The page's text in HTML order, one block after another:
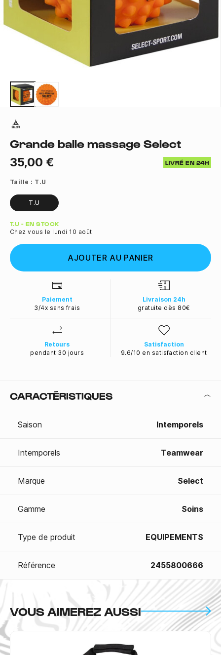
Grande balle massage Select
35,00 € LIVRÉ EN 24H
Taille : T.U
T.U
Quantité
T.U - EN STOCK
Chez vous le lundi 10 août
AJOUTER AU PANIER
Paiement
3/4x sans frais
Livraison 24h
gratuite dès 80€
Retours
pendant 30 jours
Satisfaction
9.6/10 en satisfaction client
CARACTÉRISTIQUES
Saison Intemporels
Intemporels Teamwear
Marque Select
Gamme Soins
Type de produit EQUIPEMENTS
Référence 2455800666
VOUS AIMEREZ AUSSI